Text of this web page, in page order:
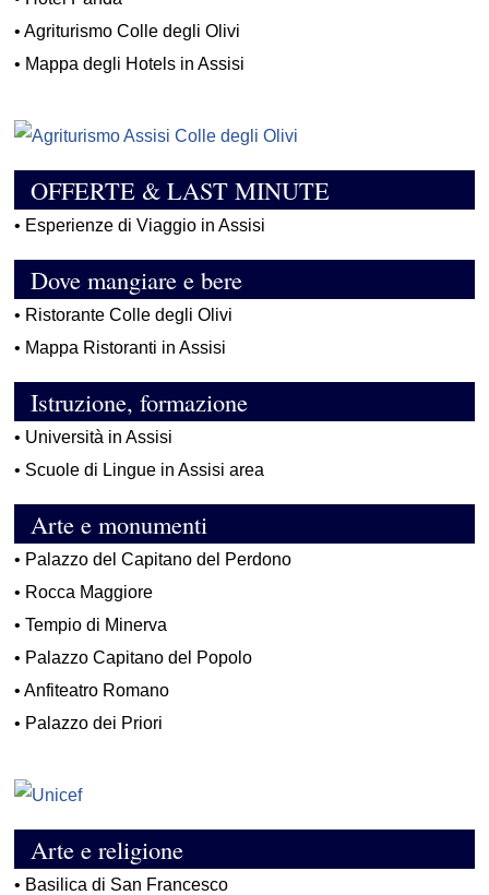
•Agriturismo Colle degli Olivi
• Mappa degli Hotels in Assisi
OFFERTE & LAST MINUTE
• Esperienze di Viaggio in Assisi
Dove mangiare e bere
• Ristorante Colle degli Olivi
• Mappa Ristoranti in Assisi
Istruzione, formazione
• Università in Assisi
• Scuole di Lingue in Assisi area
Arte e monumenti
• Palazzo del Capitano del Perdono
• Rocca Maggiore
•Tempio di Minerva
• Palazzo Capitano del Popolo
•Anfiteatro Romano
• Palazzo dei Priori
Arte e religione
• Basilica di San Francesco